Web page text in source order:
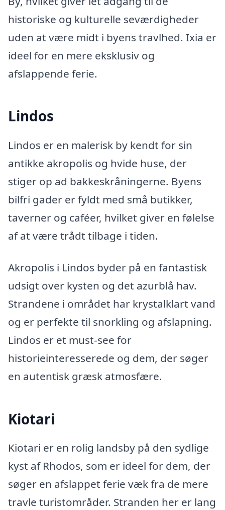
historiske og kulturelle seværdigheder
uden at være midt i byens travlhed. Ixia er
ideel for en mere eksklusiv og
afslappende ferie.
Lindos
Lindos er en malerisk by kendt for sin
antikke akropolis og hvide huse, der
stiger op ad bakkeskråningerne. Byens
bilfri gader er fyldt med små butikker,
taverner og caféer, hvilket giver en følelse
af at være trådt tilbage i tiden.
Akropolis i Lindos byder på en fantastisk
udsigt over kysten og det azurblå hav.
Strandene i området har krystalklart vand
og er perfekte til snorkling og afslapning.
Lindos er et must-see for
historieinteresserede og dem, der søger
en autentisk græsk atmosfære.
Kiotari
Kiotari er en rolig landsby på den sydlige
kyst af Rhodos, som er ideel for dem, der
søger en afslappet ferie væk fra de mere
travle turistområder. Stranden her er lang